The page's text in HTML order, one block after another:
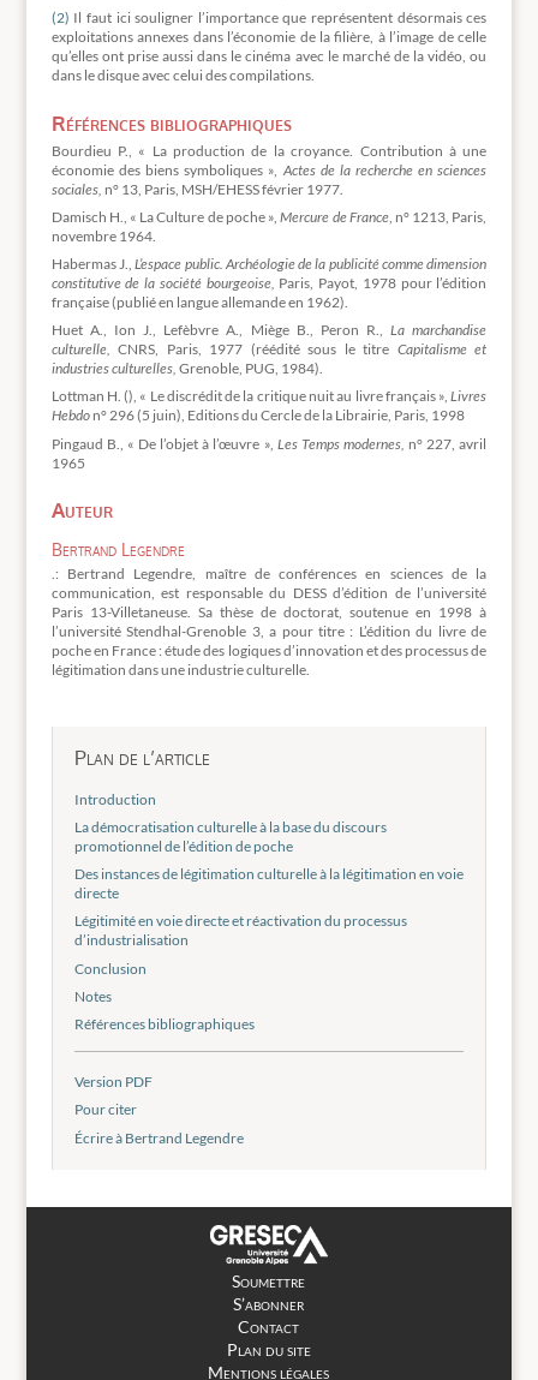
(2) Il faut ici souligner l’importance que représentent désormais ces
exploitations annexes dans l’économie de la filière, à l’image de celle
qu’elles ont prise aussi dans le cinéma avec le marché de la vidéo, ou
dans le disque avec celui des compilations.
Références bibliographiques
Bourdieu P., « La production de la croyance. Contribution à une
économie des biens symboliques », Actes de la recherche en sciences
sociales, n° 13, Paris, MSH/EHESS février 1977.
Damisch H., « La Culture de poche »,Mercure de France, n° 1213, Paris,
novembre 1964.
Habermas J.,L’espace public. Archéologie de la publicité comme dimension
constitutive de la société bourgeoise, Paris, Payot, 1978 pour l’édition
française (publié en langue allemande en 1962).
Huet A., Ion J., Lefèbvre A., Miège B., Peron R.,La marchandise
culturelle, CNRS, Paris, 1977 (réédité sous le titre Capitalisme et
industries culturelles, Grenoble, PUG, 1984).
Lottman H. (), « Le discrédit de la critique nuit au livre français »,Livres
Hebdon° 296 (5 juin), Editions du Cercle de la Librairie, Paris, 1998
Pingaud B., « De l’objet à l’œuvre », Les Temps modernes, n° 227, avril
1965
Auteur
Bertrand Legendre
.: Bertrand Legendre, maître de conférences en sciences de la
communication, est responsable du DESS d’édition de l’université
Paris 13-Villetaneuse. Sa thèse de doctorat, soutenue en 1998 à
l’université Stendhal-Grenoble 3, a pour titre : L’édition du livre de
poche en France : étude des logiques d’innovation et des processus de
légitimation dans une industrie culturelle.
Plan de l’article
Introduction
La démocratisation culturelle à la base du discours
promotionnel de l’édition de poche
Des instances de légitimation culturelle à la légitimation en voie
directe
Légitimité en voie directe et réactivation du processus
d’industrialisation
Conclusion
Notes
Références bibliographiques
Version PDF
Pour citer
Écrire à Bertrand Legendre
Soumettre
S’abonner
Contact
Plan du site
Mentions légales